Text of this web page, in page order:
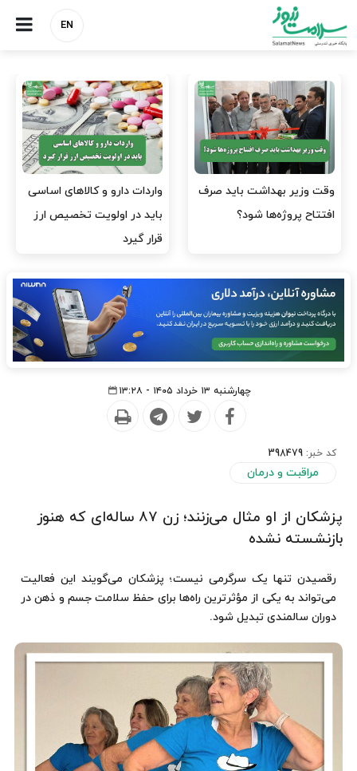
EN
وقت وزیر بهداشت باید صرف
افتتاح پروژه‌ها شود؟
واردات دارو و کالاهای اساسی
باید در اولویت تخصیص ارز
قرار گیرد
چهارشنبه ۱۳ خرداد ۱۴۰۵ - ۱۳:۲۸
کد خبر: 398479
مراقبت و درمان
پزشکان از او مثال می‌زنند؛ زن ۸۷ ساله‌ای که هنوز
بازنشسته نشده
رقصیدن تنها یک سرگرمی نیست؛ پزشکان می‌گویند این فعالیت
می‌تواند به یکی از مؤثرترین راه‌ها برای حفظ سلامت جسم و ذهن در
دوران سالمندی تبدیل شود.